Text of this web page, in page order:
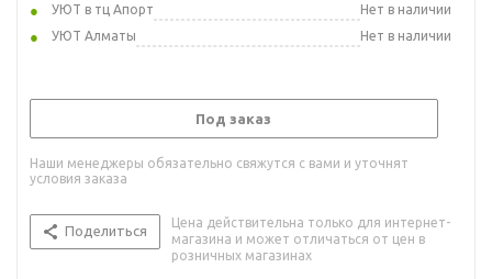
УЮТ в тц Апорт
Нет в наличии
УЮТ Алматы
Нет в наличии
Под заказ
Наши менеджеры обязательно свяжутся с вами и уточнят
условия заказа
Поделиться
Цена действительна только для интернет-
магазина и может отличаться от цен в
розничных магазинах